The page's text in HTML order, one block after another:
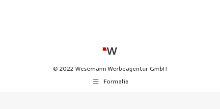
© 2022 Wesemann Werbeagentur GmbH
Formalia